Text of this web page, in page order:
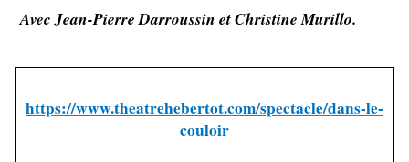
Avec Jean-Pierre Darroussin et Christine Murillo.
https://www.theatrehebertot.com/spectacle/dans-le-
couloir